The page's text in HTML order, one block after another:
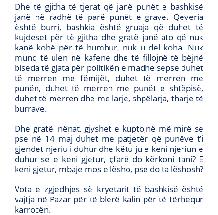
Dhe të gjitha të tjerat që janë punët e bashkisë
janë në radhë të parë punët e grave. Qeveria
është burri, bashkia është gruaja që duhet të
kujdeset për të gjitha dhe gratë janë ato që nuk
kanë kohë për të humbur, nuk u del koha. Nuk
mund të ulen në kafene dhe të fillojnë të bëjnë
biseda të gjata për politikën e madhe sepse duhet
të merren me fëmijët, duhet të merren me
punën, duhet të merren me punët e shtëpisë,
duhet të merren dhe me larje, shpëlarja, tharje të
burrave.
Dhe gratë, nënat, gjyshet e kuptojnë më mirë se
pse në 14 maj duhet me patjetër që punëve t’i
gjendet njeriu i duhur dhe këtu ju e keni njeriun e
duhur se e keni gjetur, çfarë do kërkoni tani? E
keni gjetur, mbaje mos e lësho, pse do ta lëshosh?
Vota e zgjedhjes së kryetarit të bashkisë është
vajtja në Pazar për të blerë kalin për të tërhequr
karrocën.